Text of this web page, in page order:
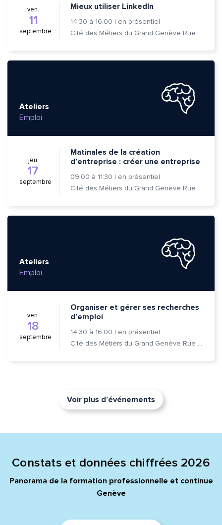
ven.
11
septembre
Mieux utiliser LinkedIn
14:30 à 16:00 | en présentiel
Cité des Métiers du Grand Genève Rue Prévost-Martin 6 1205 Genève
Ateliers
Emploi
jeu.
17
septembre
Matinales de la création
d’entreprise : créer une entreprise
09:00 à 11:30 | en présentiel
Cité des Métiers du Grand Genève Rue Prévost-Martin 6 1205 Genève
Ateliers
Emploi
ven.
18
septembre
Organiser et gérer ses recherches
d’emploi
14:30 à 16:00 | en présentiel
Cité des Métiers du Grand Genève Rue Prévost-Martin 6 1205 Genève
Voir plus d’événements
Constats et données chiffrées 2026
Panorama de la formation professionnelle et continue
Genève